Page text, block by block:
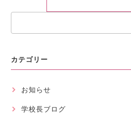
カテゴリー
お知らせ
学校長ブログ